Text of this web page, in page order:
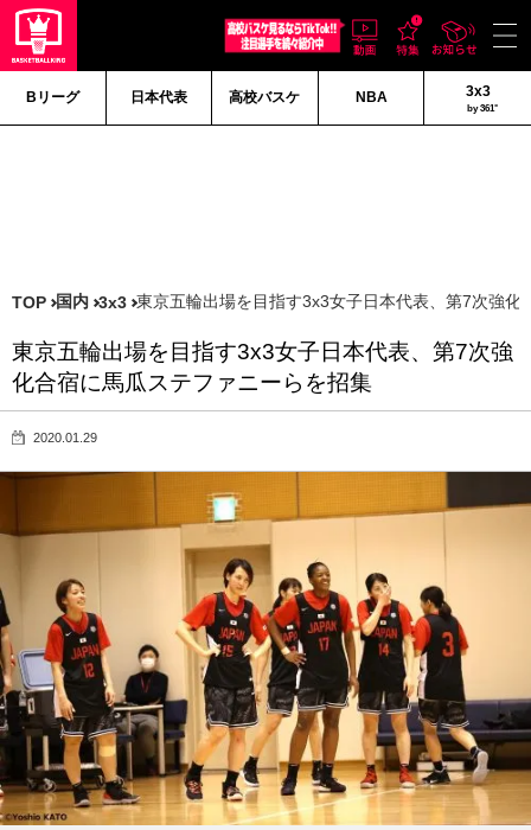
Bリーグ 日本代表 高校バスケ NBA 3x3
by 361°
TOP 国内 3x3 東京五輪出場を目指す3x3女子日本代表、第7次強化
東京五輪出場を目指す3x3女子日本代表、第7次強
化合宿に馬瓜ステファニーらを招集
2020.01.29